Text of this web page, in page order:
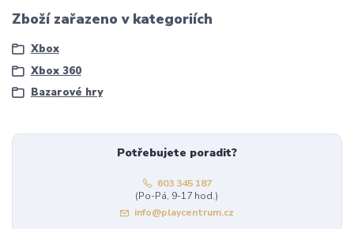
Zboží zařazeno v kategoriích
Xbox
Xbox 360
Bazarové hry
Potřebujete poradit?
603 345 187
(Po-Pá, 9-17 hod.)
info@playcentrum.cz